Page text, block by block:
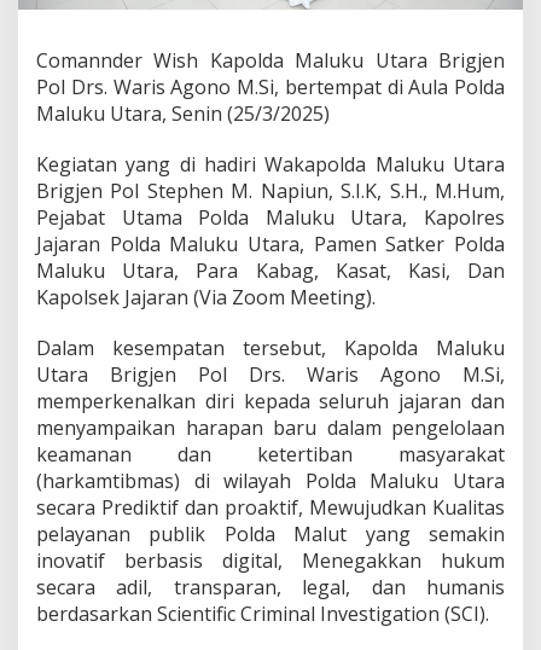
l
a
M
a
k
u
U
t
a
r
a
r
i
k
u
I
s
i
n
y
a
Comannder Wish Kapolda Maluku Utara Brigjen
Pol Drs. Waris Agono M.Si, bertempat di Aula Polda
Maluku Utara, Senin (25/3/2025)
Kegiatan yang di hadiri Wakapolda Maluku Utara
Brigjen Pol Stephen M. Napiun, S.I.K, S.H., M.Hum,
Pejabat Utama Polda Maluku Utara, Kapolres
Jajaran Polda Maluku Utara, Pamen Satker Polda
Maluku Utara, Para Kabag, Kasat, Kasi, Dan
Kapolsek Jajaran (Via Zoom Meeting).
Dalam kesempatan tersebut, Kapolda Maluku
Utara Brigjen Pol Drs. Waris Agono M.Si,
memperkenalkan diri kepada seluruh jajaran dan
menyampaikan harapan baru dalam pengelolaan
keamanan dan ketertiban masyarakat
(harkamtibmas) di wilayah Polda Maluku Utara
secara Prediktif dan proaktif, Mewujudkan Kualitas
pelayanan publik Polda Malut yang semakin
inovatif berbasis digital, Menegakkan hukum
secara adil, transparan, legal, dan humanis
berdasarkan Scientific Criminal Investigation (SCI).